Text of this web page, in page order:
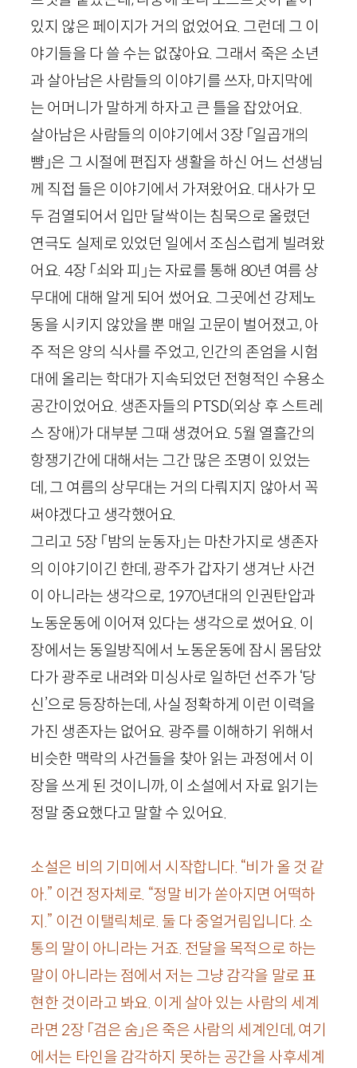
있지 않은 페이지가 거의 없었어요. 그런데 그 이
야기들을 다 쓸 수는 없잖아요. 그래서 죽은 소년
과 살아남은 사람들의 이야기를 쓰자, 마지막에
는 어머니가 말하게 하자고 큰 틀을 잡았어요.
살아남은 사람들의 이야기에서 3장 「일곱개의
뺨」은 그 시절에 편집자 생활을 하신 어느 선생님
께 직접 들은 이야기에서 가져왔어요. 대사가 모
두 검열되어서 입만 달싹이는 침묵으로 올렸던
연극도 실제로 있었던 일에서 조심스럽게 빌려왔
어요. 4장 「쇠와 피」는 자료를 통해 80년 여름 상
무대에 대해 알게 되어 썼어요. 그곳에선 강제노
동을 시키지 않았을 뿐 매일 고문이 벌어졌고, 아
주 적은 양의 식사를 주었고, 인간의 존엄을 시험
대에 올리는 학대가 지속되었던 전형적인 수용소
공간이었어요. 생존자들의 PTSD(외상 후 스트레
스 장애)가 대부분 그때 생겼어요. 5월 열흘간의
항쟁기간에 대해서는 그간 많은 조명이 있었는
데, 그 여름의 상무대는 거의 다뤄지지 않아서 꼭
써야겠다고 생각했어요.
그리고 5장 「밤의 눈동자」는 마찬가지로 생존자
의 이야기이긴 한데, 광주가 갑자기 생겨난 사건
이 아니라는 생각으로, 1970년대의 인권탄압과
노동운동에 이어져 있다는 생각으로 썼어요. 이
장에서는 동일방직에서 노동운동에 잠시 몸담았
다가 광주로 내려와 미싱사로 일하던 선주가 ‘당
신’으로 등장하는데, 사실 정확하게 이런 이력을
가진 생존자는 없어요. 광주를 이해하기 위해서
비슷한 맥락의 사건들을 찾아 읽는 과정에서 이
장을 쓰게 된 것이니까, 이 소설에서 자료 읽기는
정말 중요했다고 말할 수 있어요.
소설은 비의 기미에서 시작합니다. “비가 올 것 같
아.” 이건 정자체로. “정말 비가 쏟아지면 어떡하
지.” 이건 이탤릭체로. 둘 다 중얼거림입니다. 소
통의 말이 아니라는 거죠. 전달을 목적으로 하는
말이 아니라는 점에서 저는 그냥 감각을 말로 표
현한 것이라고 봐요. 이게 살아 있는 사람의 세계
라면 2장 「검은 숨」은 죽은 사람의 세계인데, 여기
에서는 타인을 감각하지 못하는 공간을 사후세계